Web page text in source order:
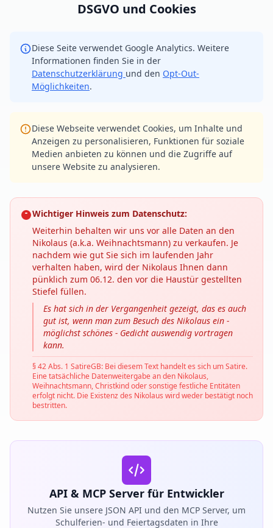
DSGVO und Cookies
Diese Seite verwendet Google Analytics. Weitere
Informationen finden Sie in der
Datenschutzerklärung und den Opt-Out-
Möglichkeiten.
Diese Webseite verwendet Cookies, um Inhalte und
Anzeigen zu personalisieren, Funktionen für soziale
Medien anbieten zu können und die Zugriffe auf
unsere Website zu analysieren.
Wichtiger Hinweis zum Datenschutz:
Weiterhin behalten wir uns vor alle Daten an den
Nikolaus (a.k.a. Weihnachtsmann) zu verkaufen. Je
nachdem wie gut Sie sich im laufenden Jahr
verhalten haben, wird der Nikolaus Ihnen dann
pünklich zum 06.12. den vor die Haustür gestellten
Stiefel füllen.
Es hat sich in der Vergangenheit gezeigt, das es auch
gut ist, wenn man zum Besuch des Nikolaus ein -
möglichst schönes - Gedicht auswendig vortragen
kann.
§ 42 Abs. 1 SatireGB: Bei diesem Text handelt es sich um Satire.
Eine tatsächliche Datenweitergabe an den Nikolaus,
Weihnachtsmann, Christkind oder sonstige festliche Entitäten
erfolgt nicht. Die Existenz des Nikolaus wird weder bestätigt noch
bestritten.
API & MCP Server für Entwickler
Nutzen Sie unsere JSON API und den MCP Server, um
Schulferien- und Feiertagsdaten in Ihre